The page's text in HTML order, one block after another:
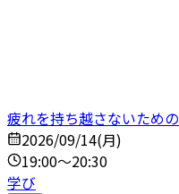
疲れを持ち越さないため
2026/09/14(月)
19:00～20:30
学び